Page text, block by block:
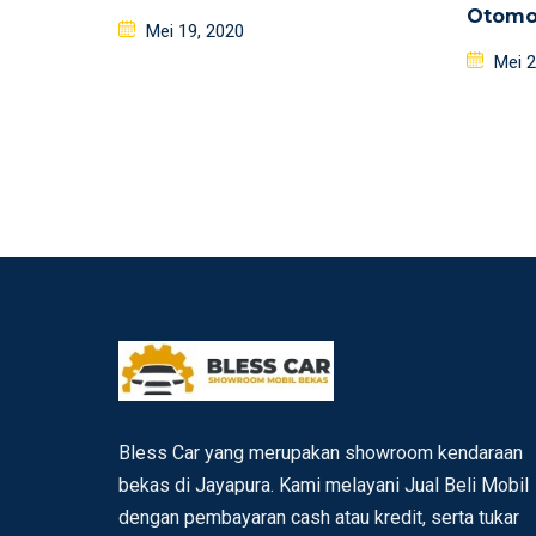
Posted
Mei 19, 2020
Mei
Bless Car yang merupakan showroom kendaraan
bekas di Jayapura. Kami melayani Jual Beli Mobil
dengan pembayaran cash atau kredit, serta tukar